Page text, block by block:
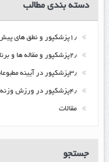
دسته بندی مطالب
۱٫پزشکپور و نطق های پیش از دستور شورای شهر گرگان
۲٫پزشکپور و مقاله ها و برنامه
۳٫پزشکپور در آیینه مطبوعات
۴٫پزشکپور در ورزش وزنه برداری
مقالات
جستجو